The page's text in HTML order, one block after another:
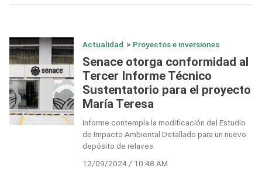
Actualidad > Proyectos e inversiones
Senace otorga conformidad al
Tercer Informe Técnico
Sustentatorio para el proyecto
María Teresa
Informe contempla la modificación del Estudio
de Impacto Ambiental Detallado para un nuevo
depósito de relaves.
12/09/2024 / 10:48 AM